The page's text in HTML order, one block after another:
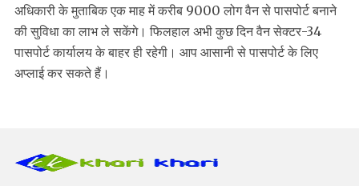
अधिकारी के मुताबिक एक माह में करीब 9000 लोग वैन से पासपोर्ट बनाने
की सुविधा का लाभ ले सकेंगे। फिलहाल अभी कुछ दिन वैन सेक्टर-34
पासपोर्ट कार्यालय के बाहर ही रहेगी। आप आसानी से पासपोर्ट के लिए
अप्लाई कर सकते हैं।